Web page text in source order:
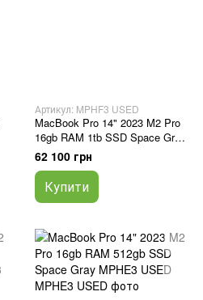
Артикул: MPHF3 USED
MacBook Pro 14" 2023 M2 Pro
16gb RAM 1tb SSD Space Gray
MPHF3 USED
62 100 грн
Купити